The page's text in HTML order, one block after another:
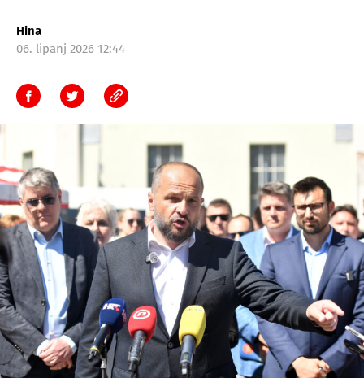
Hina
06. lipanj 2026 12:44